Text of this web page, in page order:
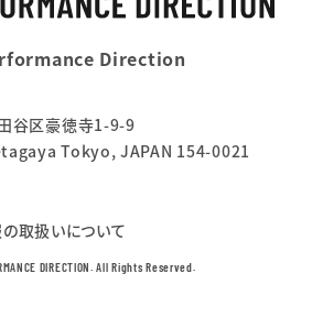
Direction
谷区豪徳寺1-9-9
Tokyo, JAPAN 154-0021
取扱いについて
DIRECTION. All Rights Reserved.